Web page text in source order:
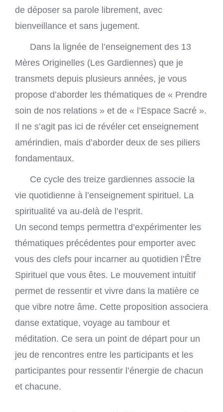
de déposer sa parole librement, avec
bienveillance et sans jugement.
Dans la lignée de l’enseignement des 13
Mères Originelles (Les Gardiennes) que je
transmets depuis plusieurs années, je vous
propose d’aborder les thématiques de « Prendre
soin de nos relations » et de « l’Espace Sacré ».
Il ne s’agit pas ici de révéler cet enseignement
amérindien, mais d’aborder deux de ses piliers
fondamentaux.
Ce cycle des treize gardiennes associe la
vie quotidienne à l’enseignement spirituel. La
spiritualité va au-delà de l’esprit.
Un second temps permettra d’expérimenter les
thématiques précédentes pour emporter avec
vous des clefs pour incarner au quotidien l’Être
Spirituel que vous êtes. Le mouvement intuitif
permet de ressentir et vivre dans la matière ce
que vibre notre âme. Cette proposition associera
danse extatique, voyage au tambour et
méditation. Ce sera un point de départ pour un
jeu de rencontres entre les participants et les
participantes pour ressentir l’énergie de chacun
et chacune.